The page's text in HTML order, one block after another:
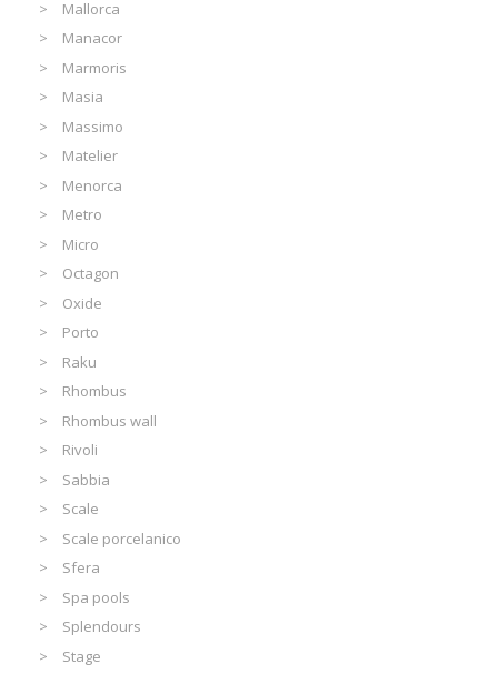
Mallorca
Manacor
Marmoris
Masia
Massimo
Matelier
Menorca
Metro
Micro
Octagon
Oxide
Porto
Raku
Rhombus
Rhombus wall
Rivoli
Sabbia
Scale
Scale porcelanico
Sfera
Spa pools
Splendours
Stage